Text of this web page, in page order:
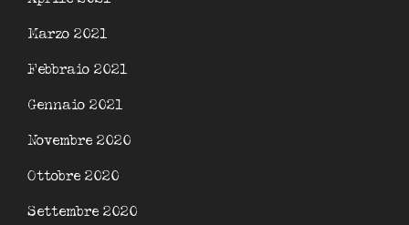
Marzo 2021
Febbraio 2021
Gennaio 2021
Novembre 2020
Ottobre 2020
Settembre 2020